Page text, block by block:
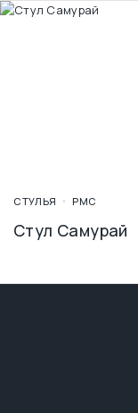
СТУЛЬЯ PMC
Стул Самурай